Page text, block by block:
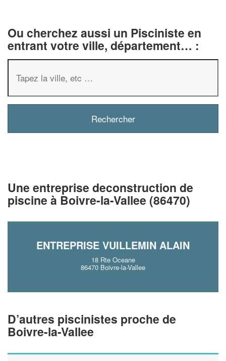
Ou cherchez aussi un Pisciniste en
entrant votre ville, département… :
Une entreprise deconstruction de
piscine à Boivre-la-Vallee (86470)
ENTREPRISE VUILLEMIN ALAIN
18 Rte Oceane
86470 Boivre-la-Vallee
D’autres piscinistes proche de
Boivre-la-Vallee
Vous êtes un
professionnel ?
nouveaux clients!
En savoir plus